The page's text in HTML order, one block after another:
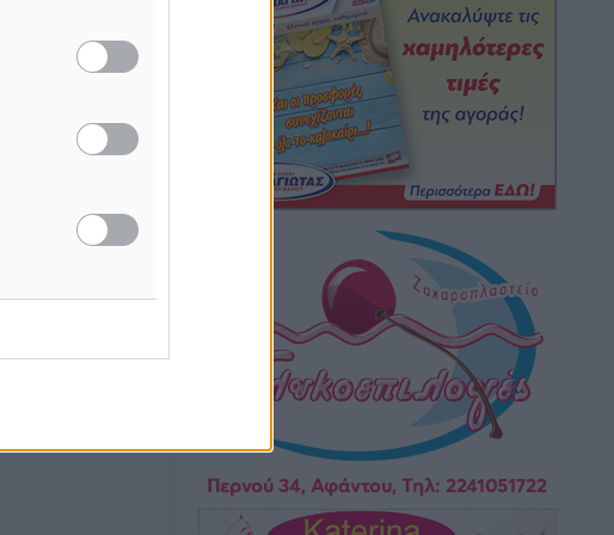
Hotels – Χατζηλαζάρου – Προχωρά
καινούργιο ξενοδοχείο στην Κω
Τοπικές Ειδήσεις • πριν 6 ώρες
Αυτοκίνητο μπήκε παράνομα σε
μονόδρομο στο Μαστιχάρι –
Αναποδογύρισε όχημα με μητέρα και
πριν 6 ώρες
“Η Ευρώπη αντιμετώπιζε το
προσφυγικό σαν ταινία τρόμου” – Η
συγκλονιστική μαρτυρία της Χαρούλας
Γιασιράνη στον RV για τα γεγονότα που
οδήγησαν στο Σύμφωνο της Λέρου
Τοπικές Ειδήσεις• πριν 6 ώρες
Συναυλία με τον Γιάννη Κότσιρα στις